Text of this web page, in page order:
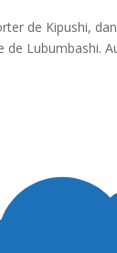
de Kipushi,
Lubumbashi.